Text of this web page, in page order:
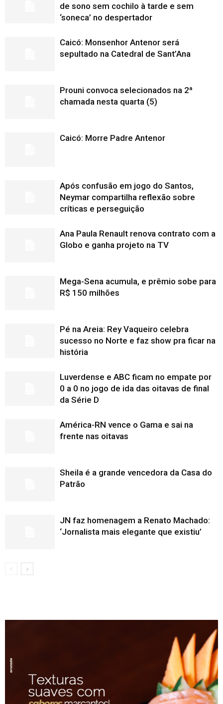
de sono sem cochilo à tarde e sem
‘soneca’ no despertador
Caicó: Monsenhor Antenor será
sepultado na Catedral de Sant’Ana
Prouni convoca selecionados na 2ª
chamada nesta quarta (5)
Caicó: Morre Padre Antenor
Após confusão em jogo do Santos,
Neymar compartilha reflexão sobre
críticas e perseguição
Ana Paula Renault renova contrato com a
Globo e ganha projeto na TV
Mega-Sena acumula, e prêmio sobe para
R$ 150 milhões
Pé na Areia: Rey Vaqueiro celebra
sucesso no Norte e faz show pra ficar na
história
Luverdense e ABC ficam no empate por
0 a 0 no jogo de ida das oitavas de final
da Série D
América-RN vence o Gama e sai na
frente nas oitavas
Sheila é a grande vencedora da Casa do
Patrão
JN faz homenagem a Renato Machado:
‘Jornalista mais elegante que existiu’